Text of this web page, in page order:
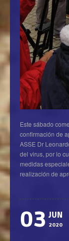
Este sábado
confirmación de
ASSE Dr
del virus, por lo
medidas
realización de
03 JUN
2020